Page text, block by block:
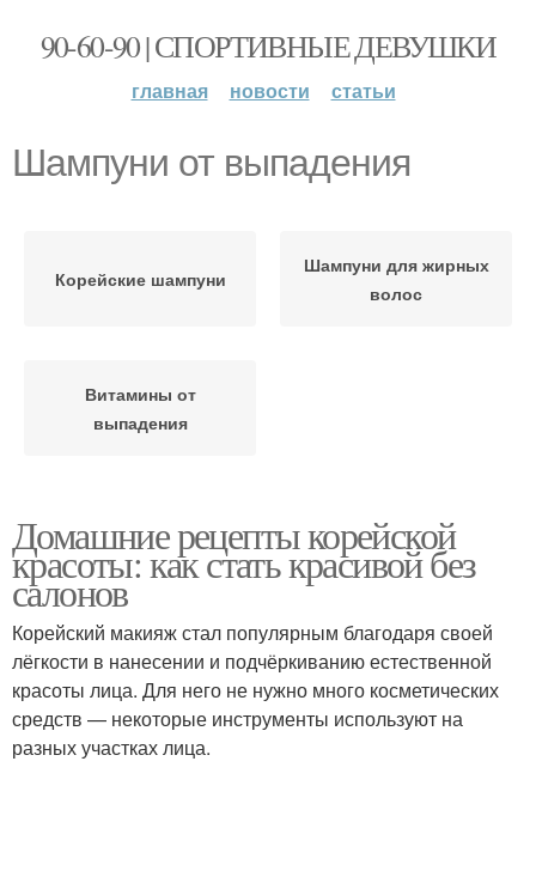
90-60-90 | СПОРТИВНЫЕ ДЕВУШКИ
главная новости статьи
Шампуни от выпадения
Корейские шампуни
Шампуни для жирных
волос
Витамины от
выпадения
Домашние рецепты корейской
красоты: как стать красивой без
салонов
Корейский макияж стал популярным благодаря своей
лёгкости в нанесении и подчёркиванию естественной
красоты лица. Для него не нужно много косметических
средств — некоторые инструменты используют на
разных участках лица.